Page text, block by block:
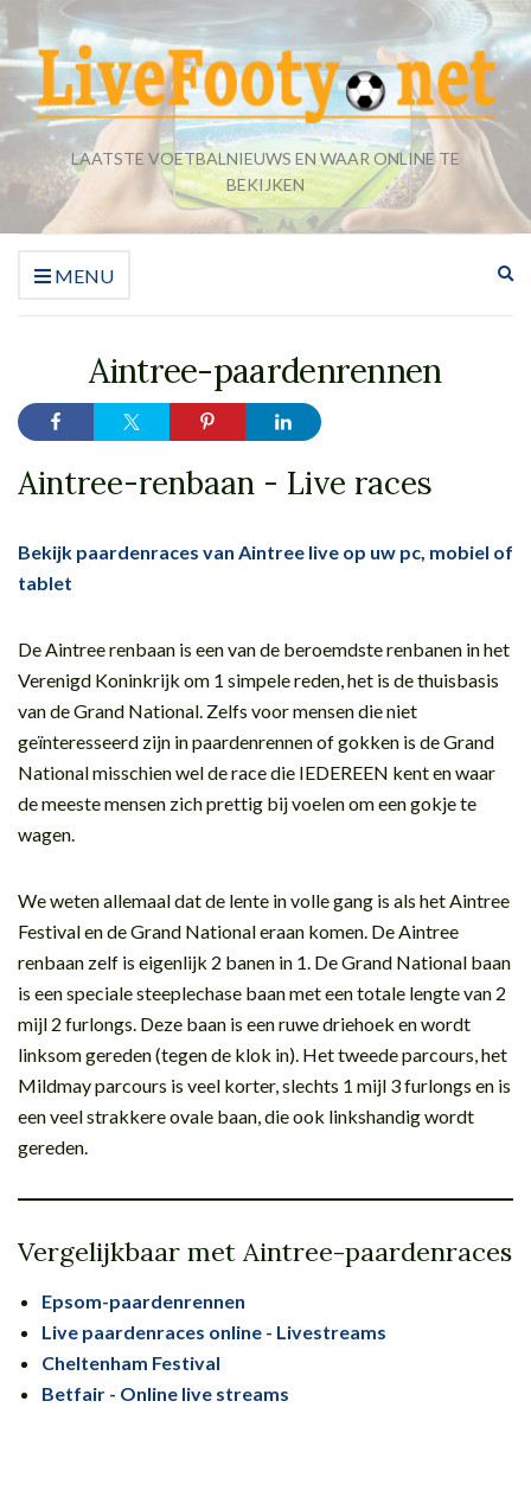
LAATSTE VOETBALNIEUWS EN WAAR ONLINE TE
BEKIJKEN
MENU
Aintree-paardenrennen
Aintree-renbaan - Live races
Bekijk paardenraces van Aintree live op uw pc, mobiel of
tablet
De Aintree renbaan is een van de beroemdste renbanen in het
Verenigd Koninkrijk om 1 simpele reden, het is de thuisbasis
van de Grand National. Zelfs voor mensen die niet
geïnteresseerd zijn in paardenrennen of gokken is de Grand
National misschien wel de race die IEDEREEN kent en waar
de meeste mensen zich prettig bij voelen om een gokje te
wagen.
We weten allemaal dat de lente in volle gang is als het Aintree
Festival en de Grand National eraan komen. De Aintree
renbaan zelf is eigenlijk 2 banen in 1. De Grand National baan
is een speciale steeplechase baan met een totale lengte van 2
mijl 2 furlongs. Deze baan is een ruwe driehoek en wordt
linksom gereden (tegen de klok in). Het tweede parcours, het
Mildmay parcours is veel korter, slechts 1 mijl 3 furlongs en is
een veel strakkere ovale baan, die ook linkshandig wordt
gereden.
Vergelijkbaar met Aintree-paardenraces
Epsom-paardenrennen
Live paardenraces online - Livestreams
Cheltenham Festival
Betfair - Online live streams